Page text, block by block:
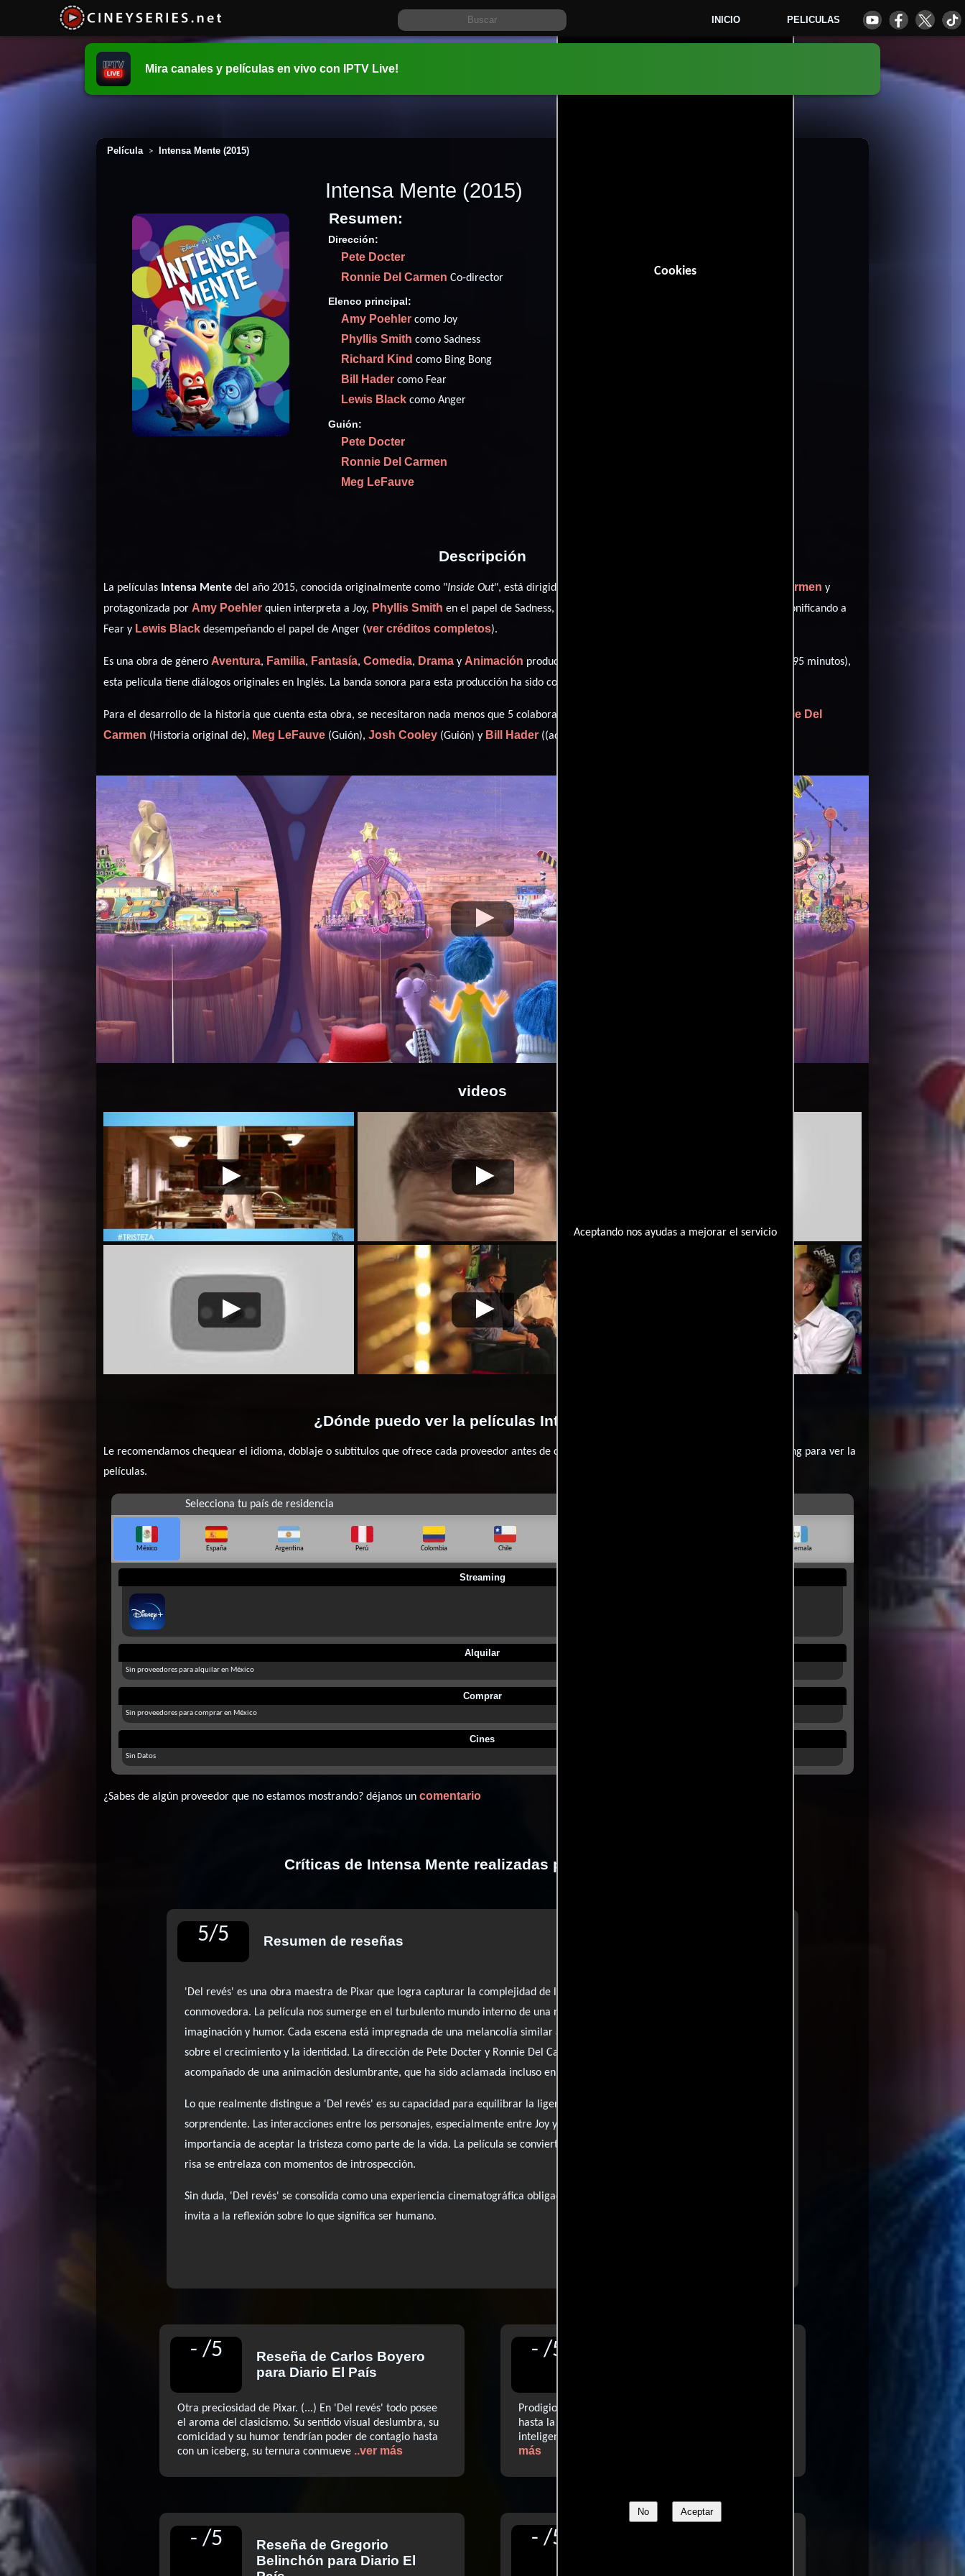
INICIO PELICULAS
Cookies
Aceptando nos ayudas a mejorar el servicio
No Aceptar
Mira canales y películas en vivo con IPTV Live!
Película > Intensa Mente (2015)
Intensa Mente (2015)
Resumen:
Dirección:
Pete Docter
Ronnie Del Carmen Co-director
Elenco principal:
Amy Poehler como Joy
Phyllis Smith como Sadness
Richard Kind como Bing Bong
Bill Hader como Fear
Lewis Black como Anger
Guión:
Pete Docter
Ronnie Del Carmen
Meg LeFauve
01 hr 35 min (95 minutos).
Descripción
La películas Intensa Mente del año 2015, conocida originalmente como "Inside Out", está dirigida en conjunto por Ronnie Del Carmen y
protagonizada porAmy Poehler quien interpreta a Joy, Phyllis Smith en el papel de Sadness,
personificando a
Fear y Lewis Black desempeñando el papel de Anger (ver créditos completos).
Es una obra de géneroAventura, Familia, Fantasía,Comedia, Drama yAnimación producida en EE.UU.. Con una duración de 01 hr 35 min (95 minutos),
esta película tiene diálogos originales en Inglés. La banda sonora para esta producción ha sido compuesta por
Para el desarrollo de la historia que cuenta esta obra, se necesitaron nada menos que 5 colaboraciones.
Ronnie Del
Carmen (Historia original de), Meg LeFauve (Guión),Josh Cooley (Guión) y Bill Hader ((additional dialogue by)).
videos
Intensa
Mente
Video de la película Intensa
Mente
2015-06-
18
Mente
Video de la película Intensa
Mente
Video de la película Intensa
Mente
Intensa
Mente
Video de la película Intensa
Mente
Video de la película Intensa
2015-06-
18
¿Dónde puedo ver la películas Intensa Mente?
Le recomendamos chequear el idioma, doblaje o subtítulos que ofrece cada proveedor antes de comprar, alquilar o contratar un servicio de streming para ver la
películas.
Selecciona tu país de residencia
México España Argentina Perú Colombia Chile Guatemala Uruguay
Streaming
Alquilar
Sin proveedores para alquilar en México
Comprar
Sin proveedores para comprar en México
Cines
Sin Datos
¿Sabes de algún proveedor que no estamos mostrando? déjanos uncomentario
Críticas de Intensa Mente realizadas por profesionales
5/5 Resumen de reseñas
'Del revés' es una obra maestra de Pixar que logra capturar la complejidad de las emociones humanas de manera brillante y
conmovedora. La película nos sumerge en el turbulento mundo interno de una niña de 11 años, usando una narrativa rica en
imaginación y humor. Cada escena está impregnada de una melancolía similar a la de 'Toy Story', explorando temas profundos
sobre el crecimiento y la identidad. La dirección de Pete Docter y Ronnie Del Carmen presenta un guion impresionante
acompañado de una animación deslumbrante, que ha sido aclamada incluso en festivales como Cannes.
Lo que realmente distingue a 'Del revés' es su capacidad para equilibrar la ligereza con una profundidad emocional
sorprendente. Las interacciones entre los personajes, especialmente entre Joy y Sadness, ofrecen una reflexión sobre la
importancia de aceptar la tristeza como parte de la vida. La película se convierte en un viaje visual y emocional, donde cada
risa se entrelaza con momentos de introspección.
Sin duda, 'Del revés' se consolida como una experiencia cinematográfica obligada, que no solo entretiene, sino que también
invita a la reflexión sobre lo que significa ser humano.
- /5 Reseña de Carlos Boyero
para Diario El País
Otra preciosidad de Pixar. (...) En 'Del revés' todo posee
el aroma del clasicismo. Su sentido visual deslumbra, su
comicidad y su humor tendrían poder de contagio hasta
con un iceberg, su ternura conmueve ..ver más
- /5
Prodigiosa obra maestra (...) la mejor película [de Pixar]
hasta la fecha (...) una exhibición de imaginación,
inteligencia y humor pocas veces contemplado
más
- /5 Reseña de Gregorio
Belinchón para Diario El
- /5